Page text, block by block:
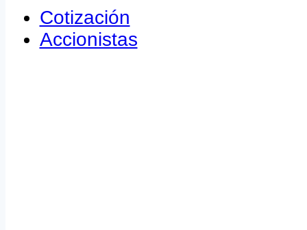
Cotización
Accionistas